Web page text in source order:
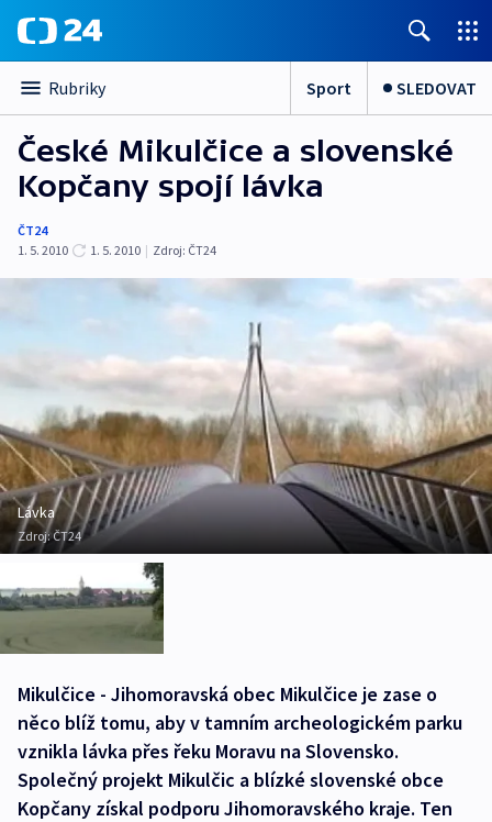
Rubriky Sport SLEDOVAT
České Mikulčice a slovenské
Kopčany spojí lávka
ČT24
1. 5. 2010
1. 5. 2010 | Zdroj: ČT24
Lávka
Zdroj:ČT24
Mikulčice - Jihomoravská obec Mikulčice je zase o
něco blíž tomu, aby v tamním archeologickém parku
vznikla lávka přes řeku Moravu na Slovensko.
Společný projekt Mikulčic a blízké slovenské obce
Kopčany získal podporu Jihomoravského kraje. Ten